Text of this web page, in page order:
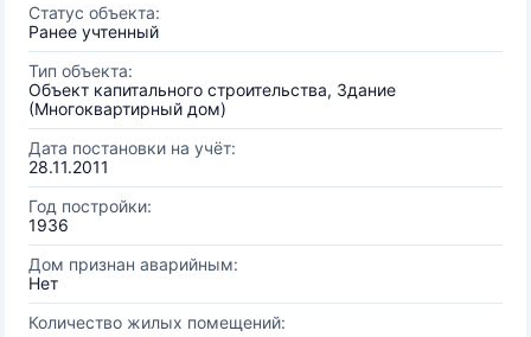
Статус объекта:
Ранее учтенный
Тип объекта:
Объект капитального строительства, Здание
(Многоквартирный дом)
Дата постановки на учёт:
28.11.2011
Год постройки:
1936
Дом признан аварийным:
Нет
Количество жилых помещений: